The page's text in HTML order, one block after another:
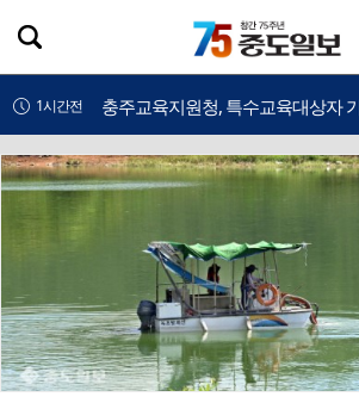
1시간전
1시간전
1시간전
1시간전
천안시, 여름방학 맞아 아이 국가예
1시간전